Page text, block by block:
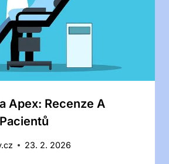
Apex: Recenze A
23. 2. 2026